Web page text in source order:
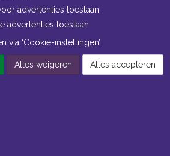
advertenties toestaan
advertenties toestaan
via ‘Cookie-instellingen’.
Alles weigeren Alles accepteren